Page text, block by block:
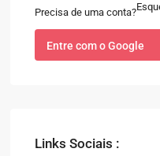
Precisa de uma conta?
Entre com o Google
Links Sociais :